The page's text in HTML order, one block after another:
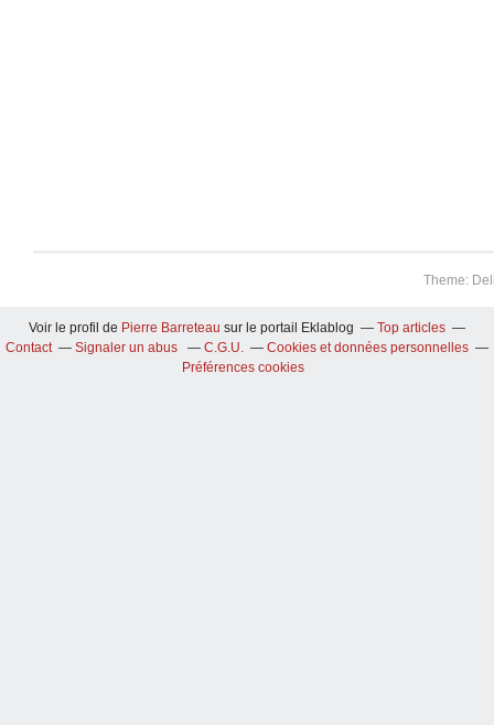
Theme:
Voir le profil de Pierre Barreteau sur le portail Eklablog
Top articles
Contact
Signaler un abus C.G.U.
Cookies et données personnelles
Préférences cookies